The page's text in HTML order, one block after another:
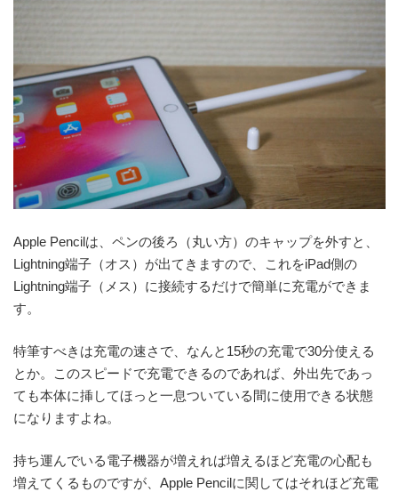
Apple Pencilは、ペンの後ろ（丸い方）のキャップを外すと、
Lightning端子（オス）が出てきますので、これをiPad側の
Lightning端子（メス）に接続するだけで簡単に充電ができま
す。
特筆すべきは充電の速さで、なんと15秒の充電で30分使える
とか。このスピードで充電できるのであれば、外出先であっ
ても本体に挿してほっと一息ついている間に使用できる状態
になりますよね。
持ち運んでいる電子機器が増えれば増えるほど充電の心配も
増えてくるものですが、Apple Pencilに関してはそれほど充電